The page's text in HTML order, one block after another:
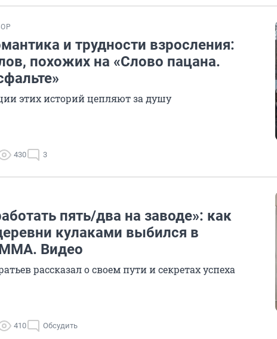
и трудности взросления:
похожих на «Слово пацана.
этих историй цепляют за душу
430 3
пять/два на заводе»: как
кулаками выбился в
Видео
рассказал о своем пути и секретах успеха
410 Обсудить